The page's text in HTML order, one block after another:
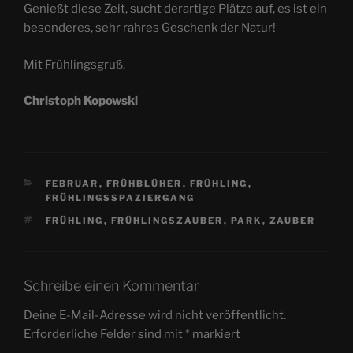
Genießt diese Zeit, sucht derartige Plätze auf, es ist ein
besonderes, sehr rahres Geschenk der Natur!
Mit Frühlingsgruß,
Christoph Kopowski
KATEGORIEN
FEBRUAR , FRÜHBLÜHER , FRÜHLING ,
FRÜHLINGSSPAZIERGANG
SCHLAGWÖRTER
FRÜHLING , FRÜHLINGSZAUBER , PARK , ZAUBER
Schreibe einen Kommentar
Deine E-Mail-Adresse wird nicht veröffentlicht.
Erforderliche Felder sind mit* markiert